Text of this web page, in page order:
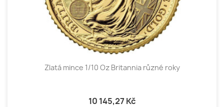
Zlatá mince 1/10 Oz Britannia různé roky
10 145,27 Kč